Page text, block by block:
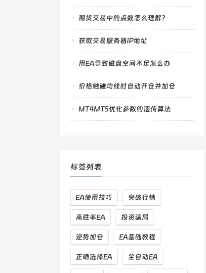
期货交易中的点数怎么理解？
获取交易服务器IP地址
用EA导致磁盘空间不足怎么办
价格触碰均线时自动开仓并加仓
MT4MT5优化参数的遗传算法
标签列表
EA使用技巧 突破行情
高胜率EA 投资骗局
逆势加仓 EA基础教程
正确选择EA 全自动EA